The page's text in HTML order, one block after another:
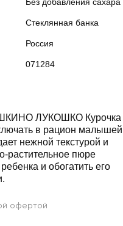
Стеклянная банка
Россия
071284
ЛУКОШКО Курочка
в рацион
нежной текстурой и
растительное пюре
и обогатить его
офертой